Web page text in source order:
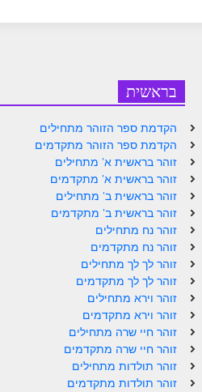
ספר הזוהר – ויקרא
ספר הזוהר הקדוש זוהר ויקרא מתקדמים
זוהר צו מתקדמים
פרשת שמיני מתחילים
פרשת שמיני מתקדמים
ספר הזוהר פרשת תזריע למתחילים
ספר הזוהר פרשת תזריע למתקדמים
זוהר מצורע מתחילים
זוהר מצורע למתקדמים
זוהר אחרי מות למתחילים
זוהר אחרי מות למתקדמים
בראשית
הקדמת ספר הזוהר מתחילים
הקדמת ספר הזוהר מתקדמים
זוהר בראשית א' מתחילים
זוהר בראשית א' מתקדמים
זוהר בראשית ב' מתחילים
זוהר בראשית ב' מתקדמים
זוהר נח מתחילים
זוהר נח מתקדמים
זוהר לך לך מתחילים
זוהר לך לך מתקדמים
זוהר וירא מתחילים
זוהר וירא מתקדמים
זוהר חיי שרה מתחילים
זוהר חיי שרה מתקדמים
זוהר תולדות מתחילים
זוהר תולדות מתקדמים